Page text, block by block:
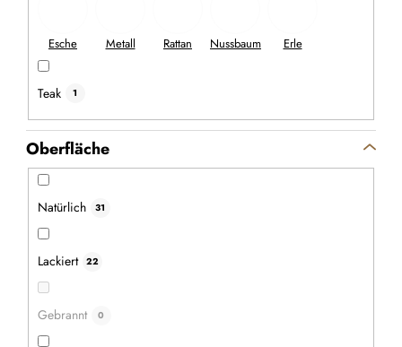
Teak 1
Oberfläche
Natürlich 31
Lackiert 22
Gebrannt 0
Aktion
Klappstühle aus Holz – 2 Stück
Suchen Sie stilvolle und praktische Sitzgelegenheiten für